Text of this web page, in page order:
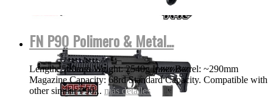
FN P90 Polimero & Metal...
Length: 500mm Weight: 2540g Inner Barrel: ~290mm
Magazine Capacity: 68rd Standard Capacity. Compatible with
other similar P90... más detalles